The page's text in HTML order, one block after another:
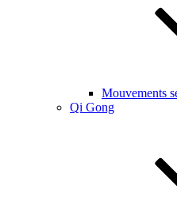
Mouvements
Qi Gong